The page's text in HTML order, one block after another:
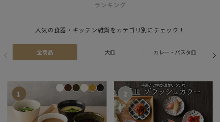
ランキング
人気の食器・キッチン雑貨をカテゴリ別にチェック！
全商品 大皿 カレー・パスタ皿